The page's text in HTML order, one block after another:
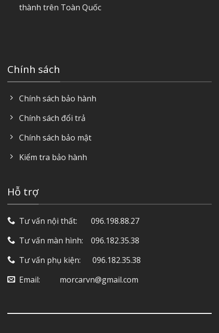
thành trên Toàn Quốc
Chính sách
Chính sách bảo hành
Chính sách đổi trả
Chính sách bảo mật
Kiểm tra bảo hành
Hỗ trợ
Tư vấn nội thất: ‎ ‎ ‎ ‎ ‎ ‎ 096.198.88.27
Tư vấn màn hình: ‎ ‎ ‎ 096.182.35.38
Tư vấn phụ kiện: ‎ ‎ ‎ ‎‎ ‎ 096.182.35.38
Email: ‎ ‎ ‎ ‎ ‎ ‎ ‎ ‎ ‎ morcarvn@gmail.com